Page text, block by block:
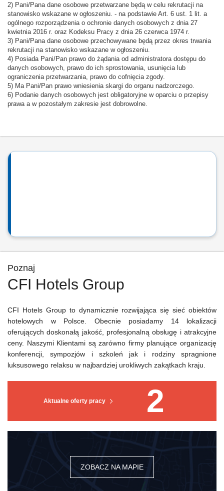
2) Pani/Pana dane osobowe przetwarzane będą w celu rekrutacji na
stanowisko wskazane w ogłoszeniu. - na podstawie Art. 6 ust. 1 lit. a
ogólnego rozporządzenia o ochronie danych osobowych z dnia 27
kwietnia 2016 r. oraz Kodeksu Pracy z dnia 26 czerwca 1974 r.
3) Pani/Pana dane osobowe przechowywane będą przez okres trwania
rekrutacji na stanowisko wskazane w ogłoszeniu.
4) Posiada Pani/Pan prawo do żądania od administratora dostępu do
danych osobowych, prawo do ich sprostowania, usunięcia lub
ograniczenia przetwarzania, prawo do cofnięcia zgody.
5) Ma Pani/Pan prawo wniesienia skargi do organu nadzorczego.
6) Podanie danych osobowych jest obligatoryjne w oparciu o przepisy
prawa a w pozostałym zakresie jest dobrowolne.
Poznaj
CFI Hotels Group
Aktualne oferty pracy 2
ZOBACZ NA MAPIE
CFI Hotels Group to dynamicznie rozwijająca się sieć obiektów
hotelowych w Polsce. Obecnie posiadamy 14 lokalizacji
oferujących doskonałą jakość, profesjonalną obsługę i atrakcyjne
ceny. Naszymi Klientami są zarówno firmy planujące organizację
konferencji, sympozjów i szkoleń jak i rodziny spragnione
luksusowego relaksu w najbardziej urokliwych zakątkach kraju.